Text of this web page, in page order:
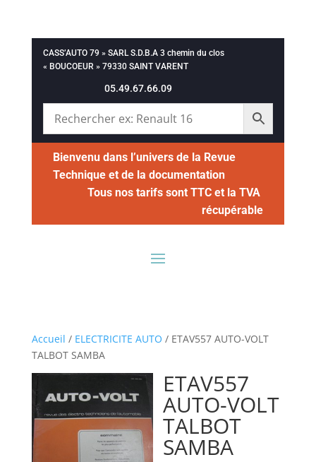
CASS’AUTO 79 » SARL S.D.B.A 3 chemin du clos
« BOUCOEUR » 79330 SAINT VARENT
05.49.67.66.09
Bienvenu dans l’univers de la Revue
Technique et de la documentation
Tous nos tarifs sont TTC et la TVA
récupérable
Accueil / ELECTRICITE AUTO / ETAV557 AUTO-VOLT
TALBOT SAMBA
ETAV557
AUTO-VOLT
TALBOT
SAMBA